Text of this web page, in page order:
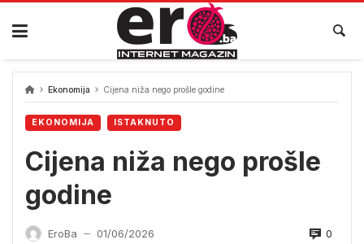
Skip
content
Ekonomija Cijena niža nego prošle godine
EKONOMIJA ISTAKNUTO
Cijena niža nego prošle
godine
EroBa — 01/06/2026 0